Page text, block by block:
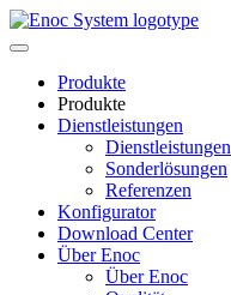
Skip
to
Produkte
Produkte
Dienstleistungen
Dienstleistungen
Sonderlösungen
Referenzen
Konfigurator
Download Center
Über Enoc
Über Enoc